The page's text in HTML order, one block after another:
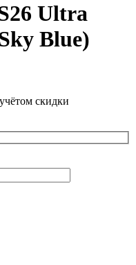
Ultra
Blue)
скидки